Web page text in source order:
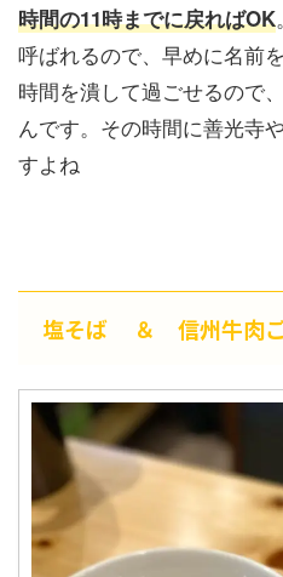
時間の11時までに戻ればOK
呼ばれるので、早めに名前
時間を潰して過ごせるので
んです。その時間に善光寺
すよね
塩そば ＆ 信州牛肉